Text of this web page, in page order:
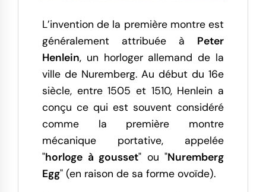
L’invention de la première montre est
généralement attribuée à Peter
Henlein, un horloger allemand de la
ville de Nuremberg. Au début du 16e
siècle, entre 1505 et 1510, Henlein a
conçu ce qui est souvent considéré
comme la première montre
mécanique portative, appelée
"horloge à gousset" ou "Nuremberg
Egg" (en raison de sa forme ovoïde).